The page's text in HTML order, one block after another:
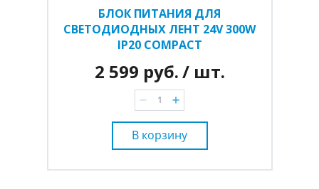
БЛОК ПИТАНИЯ ДЛЯ
СВЕТОДИОДНЫХ ЛЕНТ 24V 300W
IP20 COMPACT
2 599 руб./ шт.
В корзину